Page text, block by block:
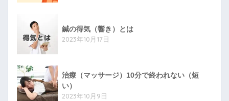
鍼の得気（響き）とは
2023年10月17日
治療（マッサージ）10分で終われない（短
い）
2023年10月9日